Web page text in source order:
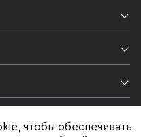
чтобы обеспечивать